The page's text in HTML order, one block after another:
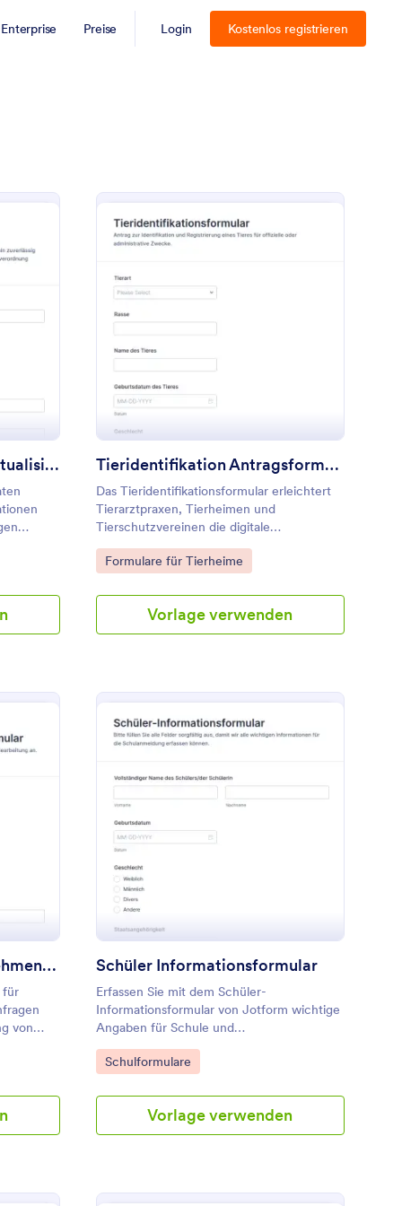
Enterprise Preise Login Kostenlos registrieren
Aktualisierungsformular
Kontaktinformationen Aktualisierungsformular
Vorschau
Tieridentifikation Antragsformular 🐾
Das Tieridentifikationsformular erleichtert
Tierarztpraxen, Tierheimen und
Tierschutzvereinen die digitale
Datenerfassung rund um Tierzuordnung
und Kontaktpflege, inklusive schneller
Jotform.
Go to Category:
Formulare für Tierheime
Vorlage verwenden
Von Unternehmensinformationen Formular
Anforderung Von Unternehmensinformationen Formular
für
von
Vorschau
Schüler Informationsformular
Erfassen Sie mit dem Schüler-
Informationsformular von Jotform wichtige
Angaben für Schule und
Elternkommunikation, um Anmeldungen,
Aktualisierungen und die Datenerfassung
Go to Category:
Schulformulare
Vorlage verwenden